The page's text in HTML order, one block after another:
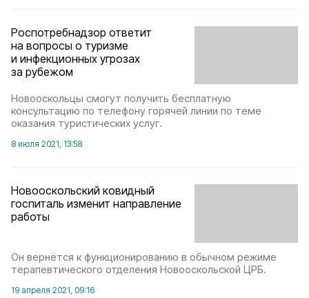
Роспотребнадзор ответит
на вопросы о туризме
и инфекционных угрозах
за рубежом
Новооскольцы смогут получить бесплатную
консультацию по телефону горячей линии по теме
оказания туристических услуг.
8 июля 2021, 13:58
Новооскольский ковидный
госпиталь изменит направление
работы
Он вернётся к функционированию в обычном режиме
терапевтического отделения Новооскольской ЦРБ.
19 апреля 2021, 09:16